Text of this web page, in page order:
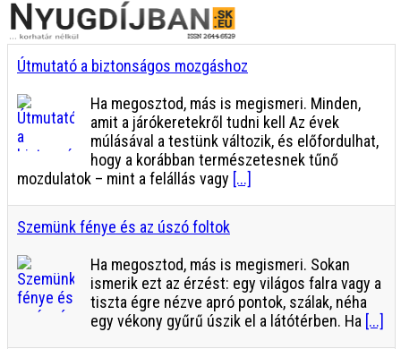
Útmutató a biztonságos mozgáshoz
Ha megosztod, más is megismeri. Minden,
amit a járókeretekről tudni kell Az évek
múlásával a testünk változik, és előfordulhat,
hogy a korábban természetesnek tűnő
mozdulatok – mint a felállás vagy [...]
Szemünk fénye és az úszó foltok
Ha megosztod, más is megismeri. Sokan
ismerik ezt az érzést: egy világos falra vagy a
tiszta égre nézve apró pontok, szálak, néha
egy vékony gyűrű úszik el a látótérben. Ha [...]